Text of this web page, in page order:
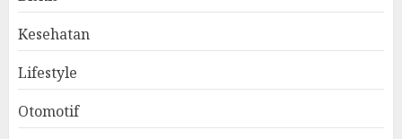
Kesehatan
Lifestyle
Otomotif